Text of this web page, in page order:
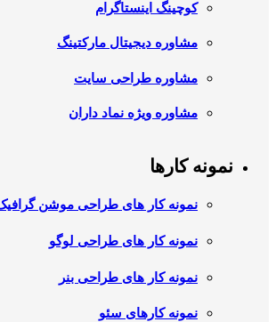
کوچینگ اینستاگرام
مشاوره دیجیتال مارکتینگ
مشاوره طراحی سایت
مشاوره ویژه نماد داران
نمونه کارها
نمونه کار های طراحی موشن
نمونه کار های طراحی لوگو
نمونه کار های طراحی بنر
نمونه کارهای سئو